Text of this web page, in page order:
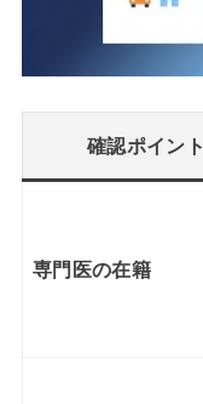
確認ポイント
専門医の在籍